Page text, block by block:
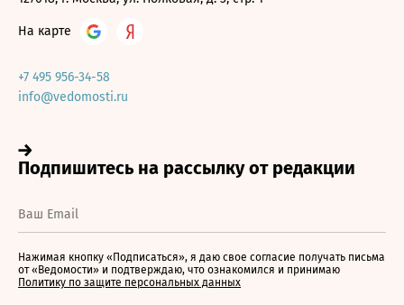
На карте
+7 495 956-34-58
info@vedomosti.ru
Нажимая кнопку «Подписаться», я даю свое согласие получать письма
от «Ведомости» и подтверждаю, что ознакомился и принимаю
Политику по защите персональных данных